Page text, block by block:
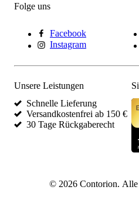
Folge uns
Facebook
Instagram
Unsere Leistungen
Schnelle Lieferung
Versandkostenfrei ab 150 €
30 Tage Rückgaberecht
© 2026Contorion. Alle